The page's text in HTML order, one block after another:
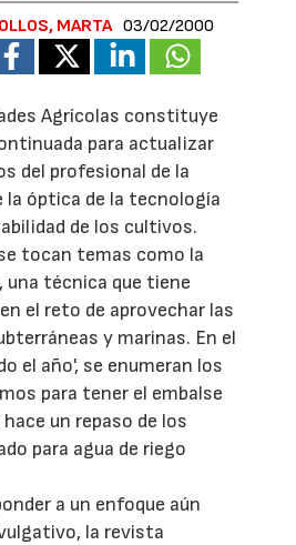
MARTA 03/02/2000
Agrícolas constituye
para actualizar
del profesional de la
la óptica de la tecnología
de los cultivos.
tocan temas como la
una técnica que tiene
el reto de aprovechar las
y marinas. En el
el año', se enumeran los
para tener el embalse
un repaso de los
para agua de riego
a un enfoque aún
la revista